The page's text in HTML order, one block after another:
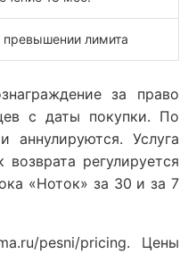
лимита
за право
с даты покупки. По
аннулируются. Услуга
регулируется
«Ноток» за 30 и за 7
pesni/pricing. Цены